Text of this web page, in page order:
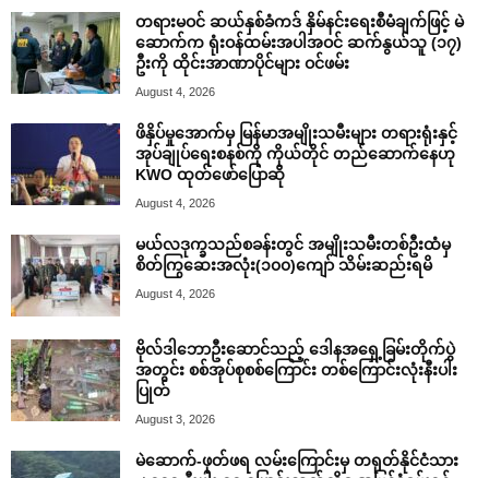
တရားမဝင် ဆယ်နှစ်ခံကဒ် နှိမ်နင်းရေးစီမံချက်ဖြင့် မဲ
ဆောက်က ရုံးဝန်ထမ်းအပါအဝင် ဆက်နွယ်သူ (၁၇)
ဦးကို ထိုင်းအာဏာပိုင်များ ဝင်ဖမ်း
August 4, 2026
ဖိနှိပ်မှုအောက်မှ မြန်မာအမျိုးသမီးများ တရားရုံးနှင့်
အုပ်ချုပ်ရေးစနစ်ကို ကိုယ်တိုင် တည်ဆောက်နေဟု
KWO ထုတ်ဖော်ပြောဆို
August 4, 2026
မယ်လဒုက္ခသည်စခန်းတွင် အမျိုးသမီးတစ်ဦးထံမှ
စိတ်ကြွဆေးအလုံး(၁၀၀)ကျော် သိမ်းဆည်းရမိ
August 4, 2026
ဗိုလ်ဒါဘောဦးဆောင်သည့် ဒေါနအရှေ့ခြမ်းတိုက်ပွဲ
အတွင်း စစ်အုပ်စုစစ်ကြောင်း တစ်ကြောင်းလုံးနီးပါး
ပြုတ်
August 3, 2026
မဲဆောက်-ဖုတ်ဖရ လမ်းကြောင်းမှ တရုတ်နိုင်ငံသား